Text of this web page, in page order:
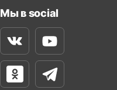
Мы в social
ВконтактеYoutube
Одноклассники
Телеграм